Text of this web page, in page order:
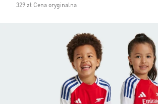
329 zł Cena oryginalna